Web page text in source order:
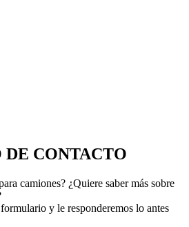
CONTACTO
camiones? ¿Quiere saber más sobre
formulario y le responderemos lo antes